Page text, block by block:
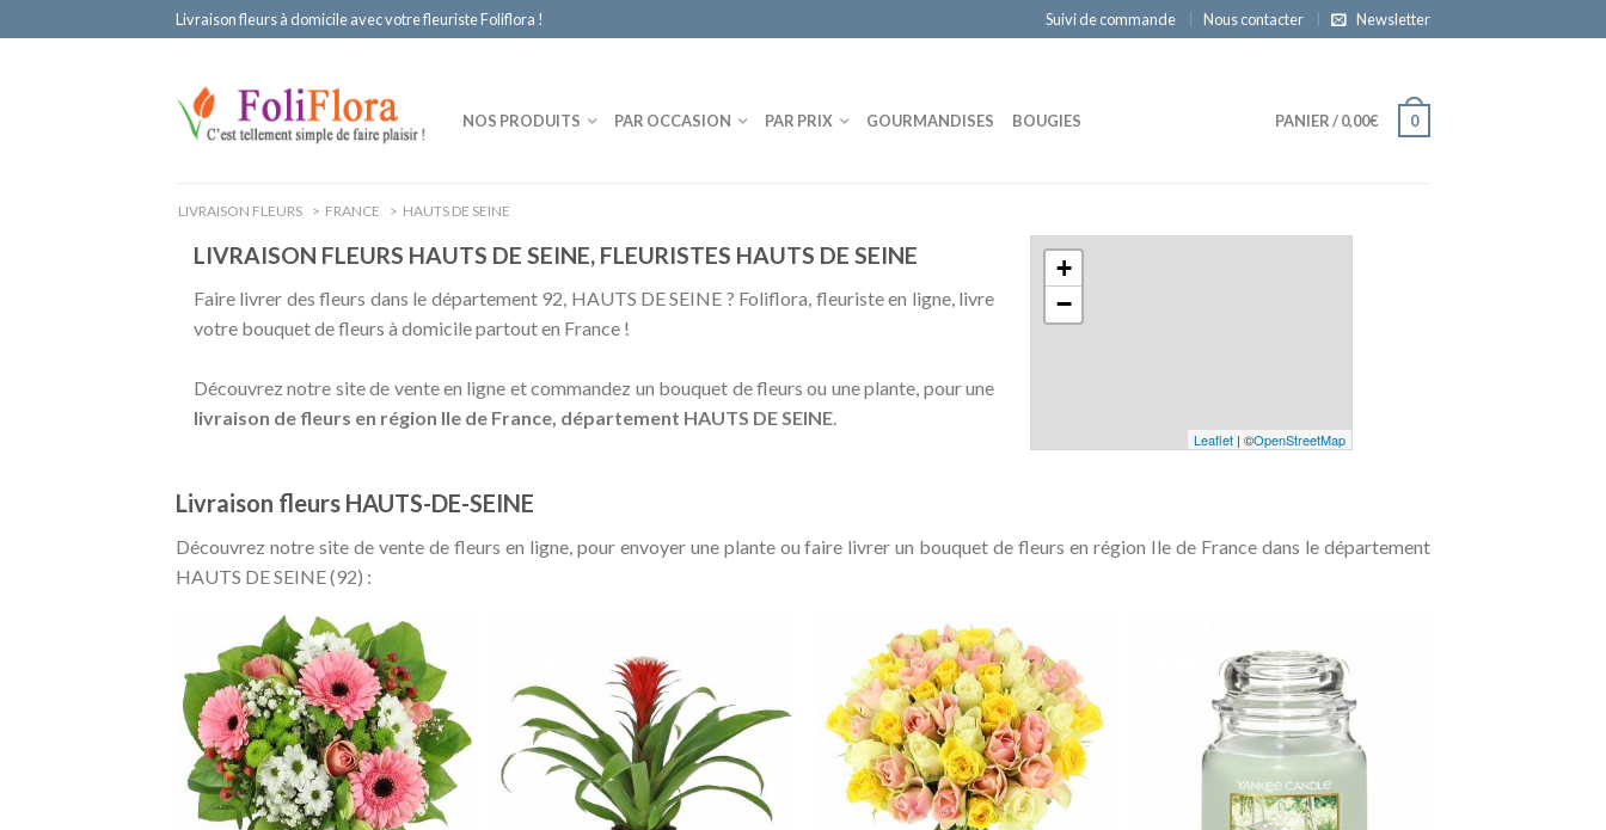
Livraison fleurs à domicile avec votre fleuriste Foliflora ! Suivi de commande Nous contacter Newsletter
NOS PRODUITS PAR OCCASION PAR PRIX GOURMANDISES BOUGIES PANIER/0,00€ 0
LIVRAISON FLEURS > FRANCE > HAUTS DE SEINE
LIVRAISON FLEURS HAUTS DE SEINE, FLEURISTES HAUTS DE SEINE
Faire livrer des fleurs dans le département 92, HAUTS DE SEINE ? Foliflora, fleuriste en ligne, livre
votre bouquet de fleurs à domicile partout en France !
Découvrez notre site de vente en ligne et commandez un bouquet de fleurs ou une plante, pour une
livraison de fleurs en région Ile de France, département HAUTS DE SEINE.
+
−
Leaflet | ©OpenStreetMap
Livraison fleurs HAUTS-DE-SEINE
Découvrez notre site de vente de fleurs en ligne, pour envoyer une plante ou faire livrer un bouquet de fleurs en région Ile de France dans le département
HAUTS DE SEINE (92) :